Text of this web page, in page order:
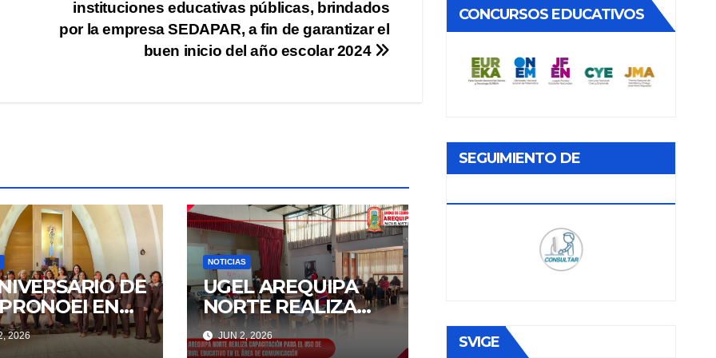
instituciones educativas públicas, brindados
por la empresa SEDAPAR, a fin de garantizar el
buen inicio del año escolar 2024
DE
EN
AREQUIPA
2026
NOTICIAS
UGEL AREQUIPA
NORTE REALIZA
CAPACITACIÓN
PARA EL USO DE
JUN 2, 2026
CONCURSOS EDUCATIVOS
SEGUIMIENTO DE
SVIGE